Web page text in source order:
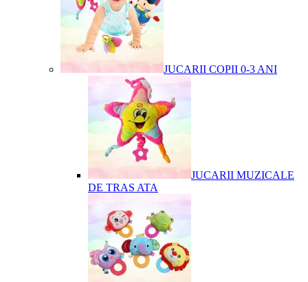
JUCARII COPII 0-3 ANI
JUCARII MUZICALE
DE TRAS ATA